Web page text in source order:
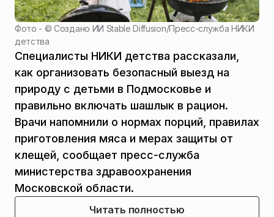
Фото - ©Создано ИИ Stable Diffusion/Пресс-служба НИКИ
детства
Специалисты НИКИ детства рассказали,
как организовать безопасный выезд на
природу с детьми в Подмосковье и
правильно включать шашлык в рацион.
Врачи напомнили о нормах порций, правилах
приготовления мяса и мерах защиты от
клещей, сообщает пресс-служба
министерства здравоохранения
Московской области.
Читать полностью